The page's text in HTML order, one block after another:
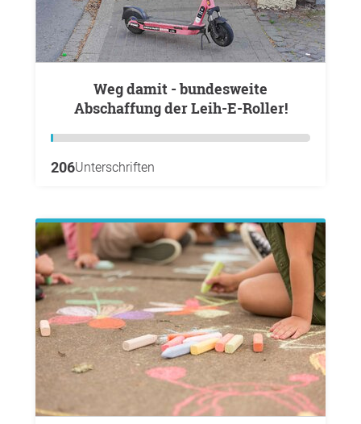
Weg damit - bundesweite
Abschaffung der Leih-E-Roller!
206Unterschriften